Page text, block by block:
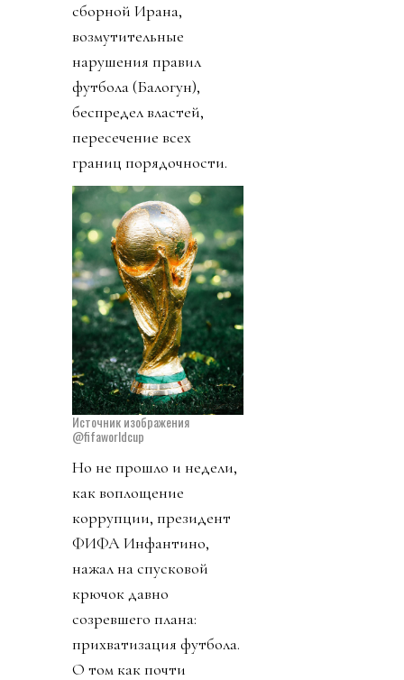
сборной Ирана,
возмутительные
нарушения правил
футбола (Балогун),
беспредел властей,
пересечение всех
границ порядочности.
Источник изображения
@fifaworldcup
Но не прошло и недели,
как воплощение
коррупции, президент
ФИФА Инфантино,
нажал на спусковой
крючок давно
созревшего плана:
прихватизация футбола.
О том как почти